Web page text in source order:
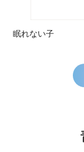
眠れない子